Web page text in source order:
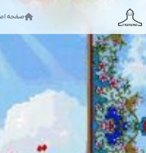
صفحه
جستجو ...